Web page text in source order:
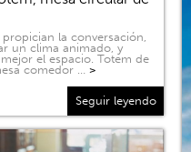
la conversación,
un clima animado, y
el espacio. Totem de
comedor … >
Seguir leyendo